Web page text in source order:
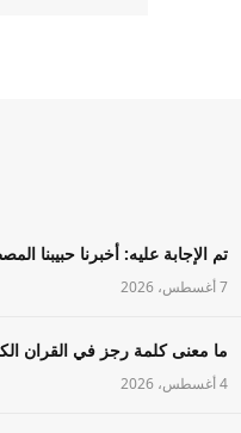
تم الإجابة عليه: أخبرنا
7 أغسطس، 2026
ما معنى كلمة رجز في القران
4 أغسطس، 2026